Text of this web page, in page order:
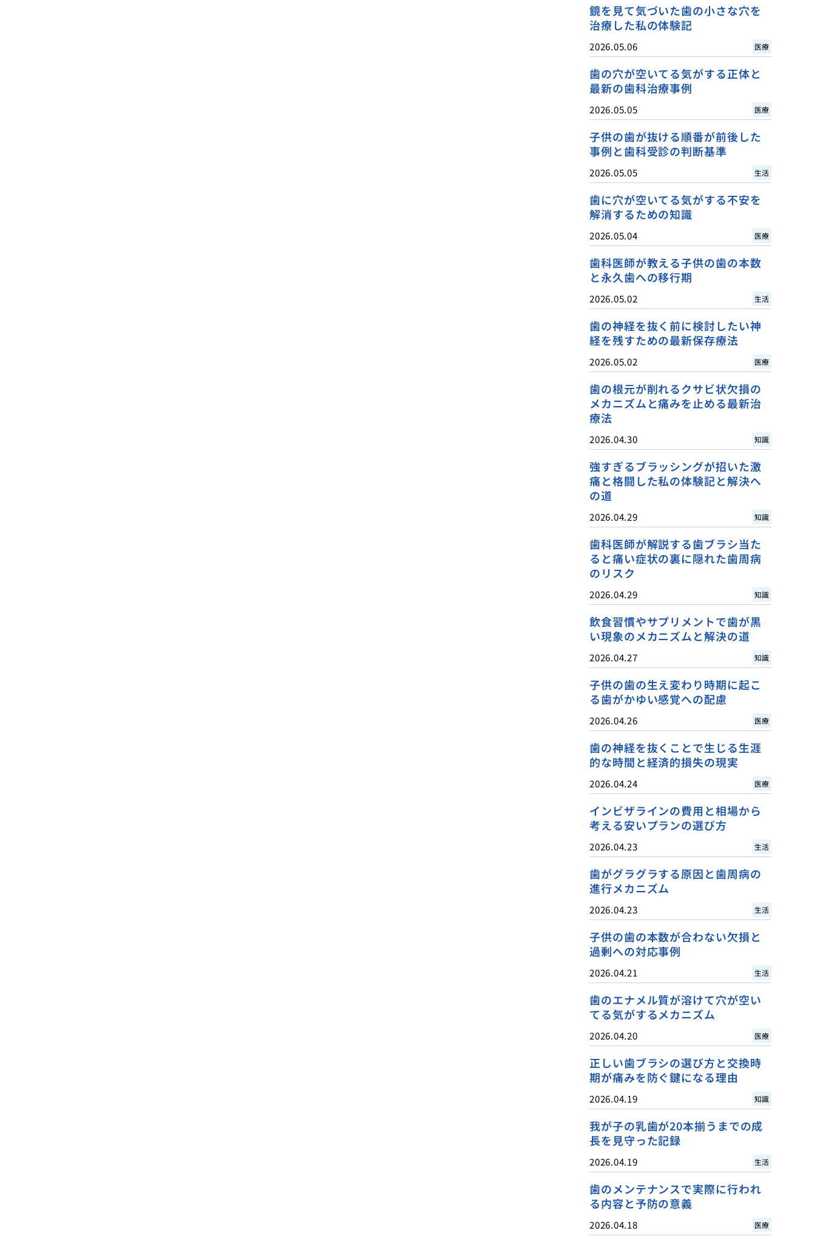
鏡を見て気づいた歯の小さな穴を
治療した私の体験記
2026.05.06 医療
歯の穴が空いてる気がする正体と
最新の歯科治療事例
2026.05.05 医療
子供の歯が抜ける順番が前後した
事例と歯科受診の判断基準
2026.05.05 生活
歯に穴が空いてる気がする不安を
解消するための知識
2026.05.04 医療
歯科医師が教える子供の歯の本数
と永久歯への移行期
2026.05.02 生活
歯の神経を抜く前に検討したい神
経を残すための最新保存療法
2026.05.02 医療
歯の根元が削れるクサビ状欠損の
メカニズムと痛みを止める最新治
療法
2026.04.30 知識
強すぎるブラッシングが招いた激
痛と格闘した私の体験記と解決へ
の道
2026.04.29 知識
歯科医師が解説する歯ブラシ当た
ると痛い症状の裏に隠れた歯周病
のリスク
2026.04.29 知識
飲食習慣やサプリメントで歯が黒
い現象のメカニズムと解決の道
2026.04.27 知識
子供の歯の生え変わり時期に起こ
る歯がかゆい感覚への配慮
2026.04.26 医療
歯の神経を抜くことで生じる生涯
的な時間と経済的損失の現実
2026.04.24 医療
インビザラインの費用と相場から
考える安いプランの選び方
2026.04.23 生活
歯がグラグラする原因と歯周病の
進行メカニズム
2026.04.23 生活
子供の歯の本数が合わない欠損と
過剰への対応事例
2026.04.21 生活
歯のエナメル質が溶けて穴が空い
てる気がするメカニズム
2026.04.20 医療
正しい歯ブラシの選び方と交換時
期が痛みを防ぐ鍵になる理由
2026.04.19 知識
我が子の乳歯が20本揃うまでの成
長を見守った記録
2026.04.19 生活
歯のメンテナンスで実際に行われ
る内容と予防の意義
2026.04.18 医療